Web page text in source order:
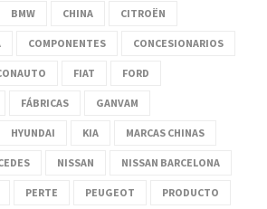
BMW CHINA CITROËN
COMPONENTES CONCESIONARIOS
FIAT FORD
FÁBRICAS GANVAM
HYUNDAI KIA MARCAS CHINAS
NISSAN NISSAN BARCELONA
PERTE PEUGEOT PRODUCTO